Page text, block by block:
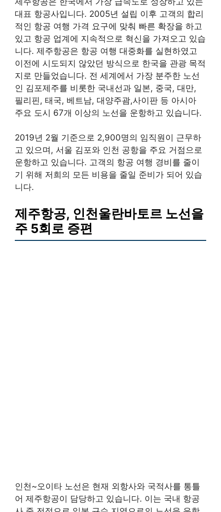
대표 항공사입니다. 2005년 설립 이후 고객의 합리
적인 항공 여행 가격 요구에 맞춰 빠른 확장을 하고
있고 항공 업계에 지속적으로 혁신을 가져오고 있습
니다. 제주항공은 항공 여행 대중화를 실현하였고
이전에 시도되지 않았던 방식으로 한국을 관광 목적
지로 만들었습니다. 전 세계에서 가장 분주한 노선
인 김포제주를 비롯한 국내선과 일본, 중국, 대만,
필리핀, 태국, 베트남, 대양주괌,사이판 등 아시아
주요 도시 67개 이상의 노선을 운항하고 있습니다.
2019년 2월 기준으로 2,900명의 임직원이 근무하
고 있으며, 서울 김포와 인천 공항을 주요 거점으로
운항하고 있습니다. 고객의 항공 여행 경비를 줄이
기 위해 저희의 모든 비용을 줄일 준비가 되어 있습
니다.
제주항공, 인천울란바토르 노선을
주 5회로 증편
인천~오이타 노선은 현재 외항사와 국적사를 통틀
어 제주항공이 담당하고 있습니다. 이는 국내 항공